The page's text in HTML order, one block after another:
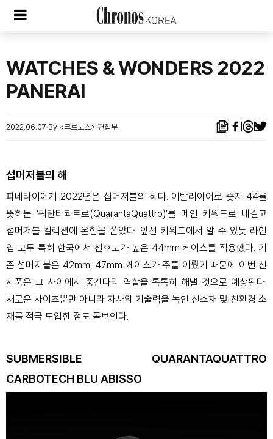
WATCHES & WONDERS 2022
PANERAI
2022.06.07 By <크로노스> 편집부
섭머저블의 해
파네라이에게 2022년은 섭머저블의 해다. 이탈리아어로 숫자 44를
뜻하는 ‘쿼란타콰트로(QuarantaQuattro)’를 메인 키워드로 내걸고
섭머저블 컬렉션에 온힘을 쏟았다. 앞선 키워드에서 알 수 있듯 라인
업 모두 특히 한국에서 선호도가 높은 44mm 케이스를 적용했다. 기
존 섭머저블은 42mm, 47mm 케이스가 주를 이뤘기 때문에 이번 신
제품은 그 사이에서 중간다리 역할을 톡톡히 해낼 것으로 예상된다.
새로운 사이즈뿐만 아니라 자사의 기술력을 녹인 신소재 및 친환경 소
재를 적극 도입한 점도 돋보인다.
SUBMERSIBLE QUARANTAQUATTRO
CARBOTECH BLU ABISSO